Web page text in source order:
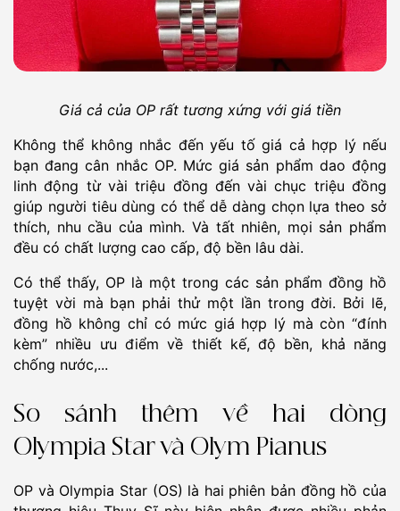
Giá cả của OP rất tương xứng với giá tiền
Không thể không nhắc đến yếu tố giá cả hợp lý nếu
bạn đang cân nhắc OP. Mức giá sản phẩm dao động
linh động từ vài triệu đồng đến vài chục triệu đồng
giúp người tiêu dùng có thể dễ dàng chọn lựa theo sở
thích, nhu cầu của mình. Và tất nhiên, mọi sản phẩm
đều có chất lượng cao cấp, độ bền lâu dài.
Có thể thấy, OP là một trong các sản phẩm đồng hồ
tuyệt vời mà bạn phải thử một lần trong đời. Bởi lẽ,
đồng hồ không chỉ có mức giá hợp lý mà còn “đính
kèm” nhiều ưu điểm về thiết kế, độ bền, khả năng
chống nước,...
So sánh thêm về hai dòng
Olympia Star và Olym Pianus
OP và Olympia Star (OS) là hai phiên bản đồng hồ của